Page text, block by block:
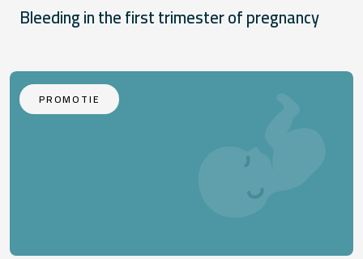
Bleeding in the first trimester of pregnancy
PROMOTIE